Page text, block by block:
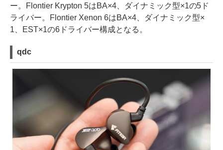
ー。Flontier Krypton 5はBA×4、ダイナミック型×1の5ド
ライバー。Flontier Xenon 6はBA×4、ダイナミック型×
1、EST×1の6ドライバー構成となる。
qdc